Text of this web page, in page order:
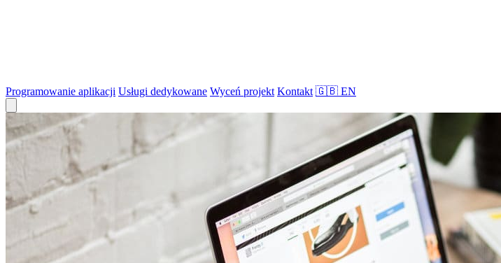
Programowanie aplikacji Usługi dedykowane Wyceń projekt Kontakt 🇬🇧 EN